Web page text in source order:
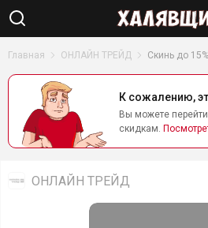
Главная ОНЛАЙН ТРЕЙД Скинь до
К сожалению,
Вы можете
скидкам.
ОНЛАЙН ТРЕЙД